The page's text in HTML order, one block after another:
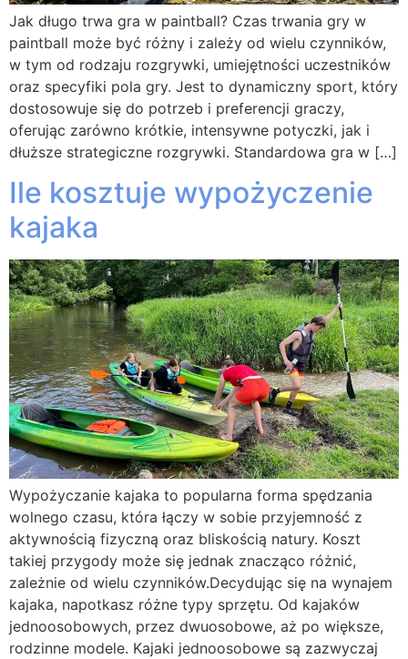
Jak długo trwa gra w paintball? Czas trwania gry w
paintball może być różny i zależy od wielu czynników,
w tym od rodzaju rozgrywki, umiejętności uczestników
oraz specyfiki pola gry. Jest to dynamiczny sport, który
dostosowuje się do potrzeb i preferencji graczy,
oferując zarówno krótkie, intensywne potyczki, jak i
dłuższe strategiczne rozgrywki. Standardowa gra w […]
Ile kosztuje wypożyczenie
kajaka
Wypożyczanie kajaka to popularna forma spędzania
wolnego czasu, która łączy w sobie przyjemność z
aktywnością fizyczną oraz bliskością natury. Koszt
takiej przygody może się jednak znacząco różnić,
zależnie od wielu czynników.Decydując się na wynajem
kajaka, napotkasz różne typy sprzętu. Od kajaków
jednoosobowych, przez dwuosobowe, aż po większe,
rodzinne modele. Kajaki jednoosobowe są zazwyczaj